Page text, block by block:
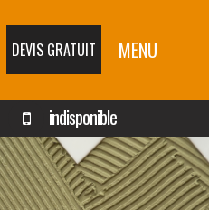
DEVIS GRATUIT MENU
indisponible